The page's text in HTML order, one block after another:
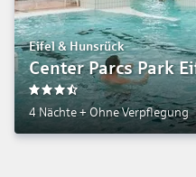
Eifel & Hunsrück
Center Parcs Park
3.5
4 Nächte+ Ohne Verpflegung